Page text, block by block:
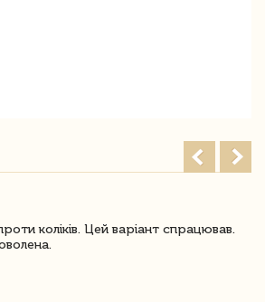
коліків. Цей варіант спрацював.